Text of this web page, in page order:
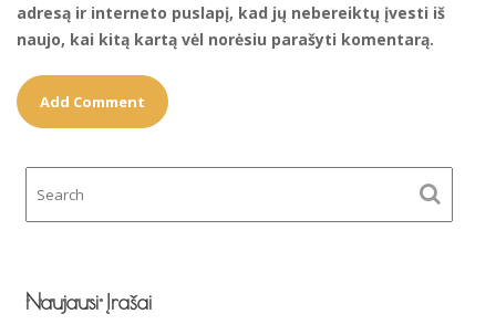
adresą ir interneto puslapį, kad jų nebereiktų įvesti iš
naujo, kai kitą kartą vėl norėsiu parašyti komentarą.
Naujausi Įrašai